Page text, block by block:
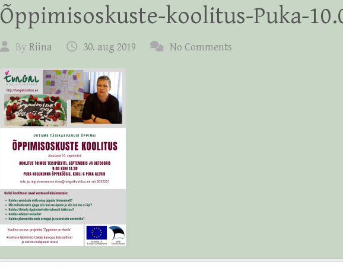
Õppimisoskuste-koolitus-Puka-
By Riina 30. aug 2019 No Comments